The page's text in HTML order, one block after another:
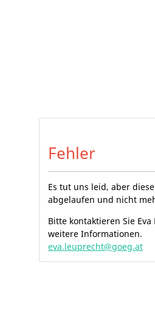
Fehler
Es tut uns leid, aber
abgelaufen und nicht
Bitte kontaktieren Sie
weitere Informationen.
eva.leuprecht@goeg.at